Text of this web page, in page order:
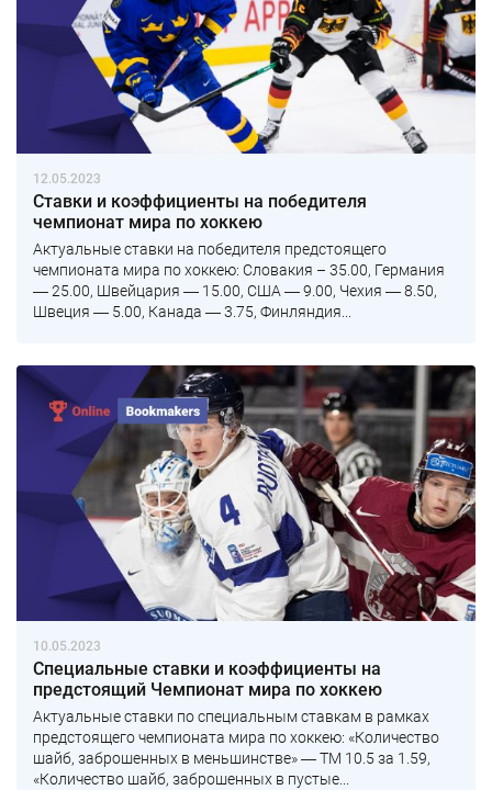
12.05.2023
Ставки и коэффициенты на победителя
чемпионат мира по хоккею
Актуальные ставки на победителя предстоящего
чемпионата мира по хоккею: Словакия – 35.00, Германия
― 25.00, Швейцария ― 15.00, США ― 9.00, Чехия ― 8.50,
Швеция ― 5.00, Канада ― 3.75, Финляндия...
10.05.2023
Специальные ставки и коэффициенты на
предстоящий Чемпионат мира по хоккею
Актуальные ставки по специальным ставкам в рамках
предстоящего чемпионата мира по хоккею: «Количество
шайб, заброшенных в меньшинстве» ― ТМ 10.5 за 1.59,
«Количество шайб, заброшенных в пустые...